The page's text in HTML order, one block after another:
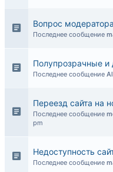
Вопрос
Последнее сообщение
Полупрозрачные и
Последнее сообщение
Переезд сайта на
Последнее сообщение
pm
Недоступность
Последнее сообщение